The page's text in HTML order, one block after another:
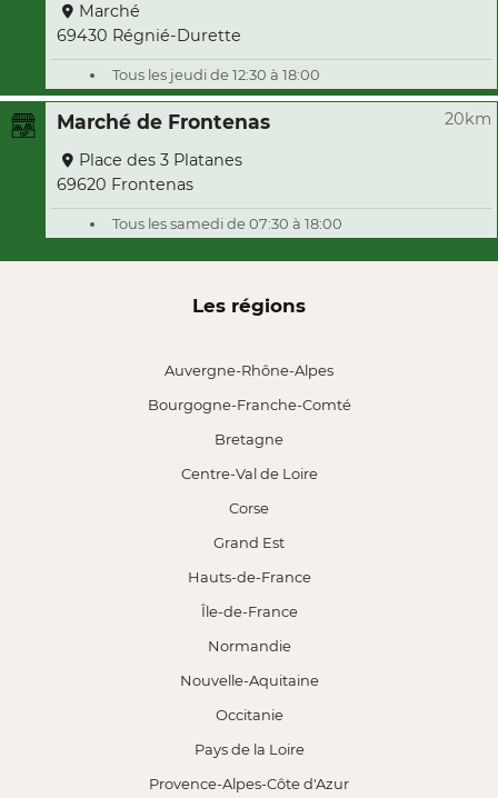
Marché
69430 Régnié-Durette
Tous les jeudi de 12:30 à 18:00
Marché de Frontenas 20km
Place des 3 Platanes
69620 Frontenas
Tous les samedi de 07:30 à 18:00
Les régions
Auvergne-Rhône-Alpes
Bourgogne-Franche-Comté
Bretagne
Centre-Val de Loire
Corse
Grand Est
Hauts-de-France
Île-de-France
Normandie
Nouvelle-Aquitaine
Occitanie
Pays de la Loire
Provence-Alpes-Côte d'Azur